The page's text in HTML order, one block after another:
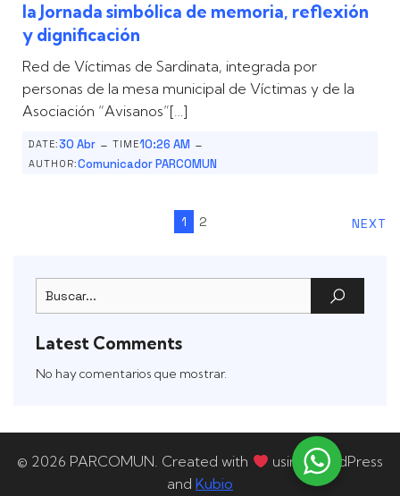
la Jornada simbólica de memoria, reflexión
y dignificación
Red de Víctimas de Sardinata, integrada por
personas de la mesa municipal de Víctimas y de la
Asociación “Avisanos”[…]
DATE:30 Abr - TIME10:26 AM -
AUTHOR:Comunicador PARCOMUN
1 2 NEXT
Latest Comments
No hay comentarios que mostrar.
© 2026 PARCOMUN. Created with
using WordPress
and Kubio